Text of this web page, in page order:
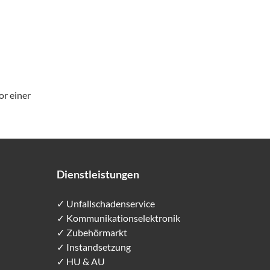
einer
Dienstleistungen
✓ Unfallschadenservice
✓ Kommunikationselektronik
✓ Zubehörmarkt
✓ Instandsetzung
✓ HU & AU